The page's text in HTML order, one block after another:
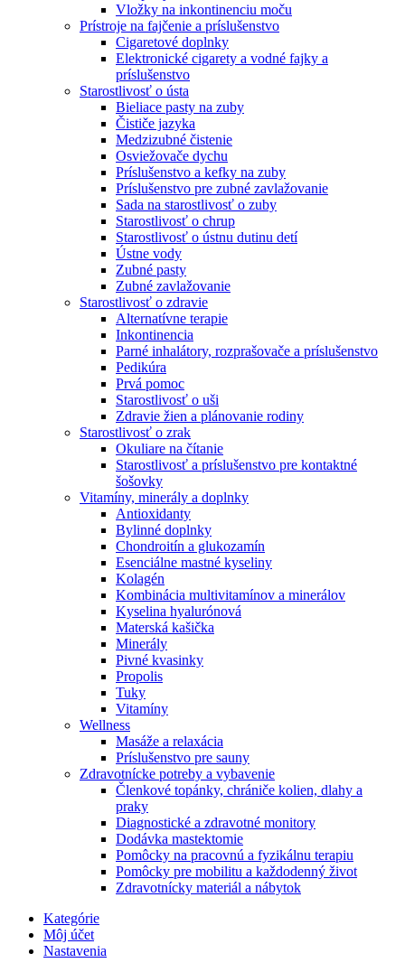
Vložky na inkontinenciu moču
Prístroje na fajčenie a príslušenstvo
Cigaretové doplnky
Elektronické cigarety a vodné fajky a
príslušenstvo
Starostlivosť o ústa
Bieliace pasty na zuby
Čističe jazyka
Medzizubné čistenie
Osviežovače dychu
Príslušenstvo a kefky na zuby
Príslušenstvo pre zubné zavlažovanie
Sada na starostlivosť o zuby
Starostlivosť o chrup
Starostlivosť o ústnu dutinu detí
Ústne vody
Zubné pasty
Zubné zavlažovanie
Starostlivosť o zdravie
Alternatívne terapie
Inkontinencia
Parné inhalátory, rozprašovače a príslušenstvo
Pedikúra
Prvá pomoc
Starostlivosť o uši
Zdravie žien a plánovanie rodiny
Starostlivosť o zrak
Okuliare na čítanie
Starostlivosť a príslušenstvo pre kontaktné
šošovky
Vitamíny, minerály a doplnky
Antioxidanty
Bylinné doplnky
Chondroitín a glukozamín
Esenciálne mastné kyseliny
Kolagén
Kombinácia multivitamínov a minerálov
Kyselina hyalurónová
Materská kašička
Minerály
Pivné kvasinky
Propolis
Tuky
Vitamíny
Wellness
Masáže a relaxácia
Príslušenstvo pre sauny
Zdravotnícke potreby a vybavenie
Členkové topánky, chrániče kolien, dlahy a
praky
Diagnostické a zdravotné monitory
Dodávka mastektomie
Pomôcky na pracovnú a fyzikálnu terapiu
Pomôcky pre mobilitu a každodenný život
Zdravotnícky materiál a nábytok
Kategórie
Môj účet
Nastavenia